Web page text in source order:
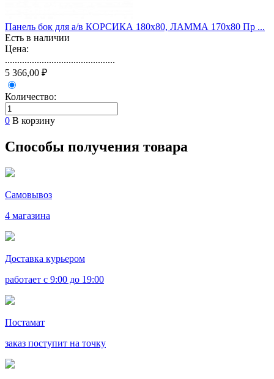
Панель бок для а/в КОРСИКА 180х80, ЛАММА 170х80 Пр ...
Есть в наличии
Цена:
.............................................
5 366,00 ₽
Количество:
0 В корзину
Способы получения товара
Самовывоз
4 магазина
Доставка курьером
работает с 9:00 до 19:00
Постамат
заказ поступит на точку